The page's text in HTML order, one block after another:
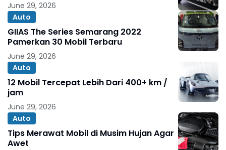
June 29, 2026
Auto
GIIAS The Series Semarang 2022
Pamerkan 30 Mobil Terbaru
June 29, 2026
Auto
12 Mobil Tercepat Lebih Dari 400+ km /
jam
June 29, 2026
Auto
Tips Merawat Mobil di Musim Hujan Agar
Awet